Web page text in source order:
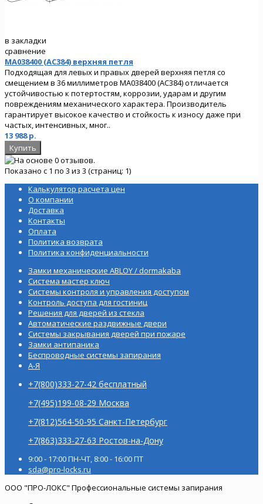
в закладки
сравнение
MA038400 (AC384) верхняя петля
Подходящая для левых и правых дверей верхняя петля со
смещением в 36 миллиметров MA038400 (AC384) отличается
устойчивостью к потертостям, коррозии, ударам и другим
повреждениям механического характера. Производитель
гарантирует высокое качество и стойкость к износу даже при
частых, интенсивных, мног..
13 988 р.
Показано с 1 по 3 из 3 (страниц: 1)
Калькулятор расчета цен
О компании
Доставка
Контакты
Оплата
Политика возврата
Политика конфиденциальности
Замки механические ABLOY / dormakaba
Система мастер ключ
Системы контроля и управления доступом
Контроль доступа для гостиниц
Решения для дверей из стекла
Автоматические раздвижные двери
Системы закрывания дверей при пожаре
Замки антипаника
Беспроводные системы запирания
А-Я
+7(800)333-27-42 бесплатный
+7(495)199-08-29 Москва
+7(812)564-50-95 Санкт-Петербург
+7(863)333-27-63 Ростов-на-Дону
9:00 - 17:00 ПН-ЧТ, 8:00 - 16:00 ПТ
sda@pro-locks.ru
ООО "ПРО-ЛОКС" Профессиональные системы запирания